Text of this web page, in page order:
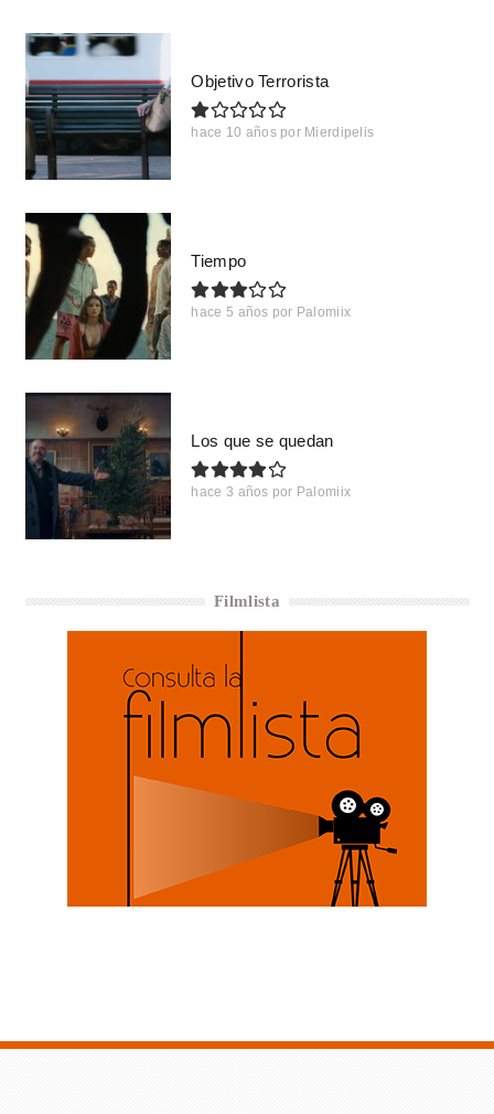
Objetivo Terrorista
hace 10 años por Mierdipelis
Tiempo
hace 5 años por Palomiix
Los que se quedan
hace 3 años por Palomiix
Filmlista